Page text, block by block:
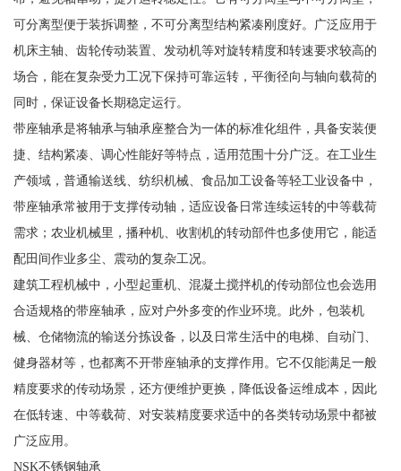
可分离型便于装拆调整，不可分离型结构紧凑刚度好。广泛应用于
机床主轴、齿轮传动装置、发动机等对旋转精度和转速要求较高的
场合，能在复杂受力工况下保持可靠运转，平衡径向与轴向载荷的
同时，保证设备长期稳定运行。
带座轴承是将轴承与轴承座整合为一体的标准化组件，具备安装便
捷、结构紧凑、调心性能好等特点，适用范围十分广泛。在工业生
产领域，普通输送线、纺织机械、食品加工设备等轻工业设备中，
带座轴承常被用于支撑传动轴，适应设备日常连续运转的中等载荷
需求；农业机械里，播种机、收割机的转动部件也多使用它，能适
配田间作业多尘、震动的复杂工况。
建筑工程机械中，小型起重机、混凝土搅拌机的传动部位也会选用
合适规格的带座轴承，应对户外多变的作业环境。此外，包装机
械、仓储物流的输送分拣设备，以及日常生活中的电梯、自动门、
健身器材等，也都离不开带座轴承的支撑作用。它不仅能满足一般
精度要求的传动场景，还方便维护更换，降低设备运维成本，因此
在低转速、中等载荷、对安装精度要求适中的各类转动场景中都被
广泛应用。
NSK不锈钢轴承